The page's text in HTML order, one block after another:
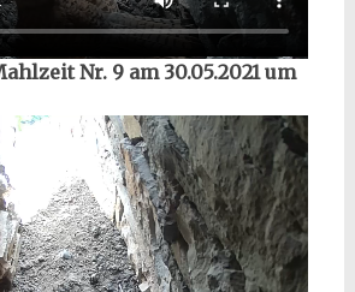
Nr. 9 am 30.05.2021 um